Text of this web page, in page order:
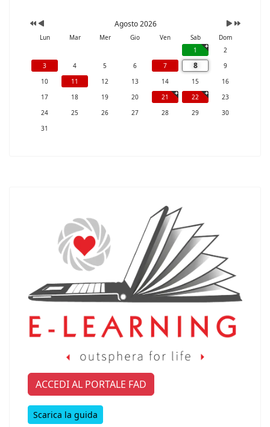
Agosto 2026
Lun Mar Mer Gio Ven Sab
Dom
1
2
3
4 5 6 7 8
9
10
11 12 13 14 15
16
17
18 19 20 21 22
23
24
25 26 27 28 29
30
31
ACCEDI AL PORTALE FAD
Scarica la guida